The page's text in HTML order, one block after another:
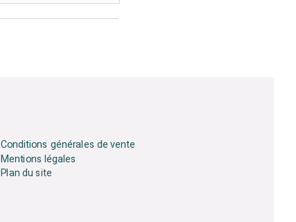
Conditions générales de vente
Mentions légales
Plan du site